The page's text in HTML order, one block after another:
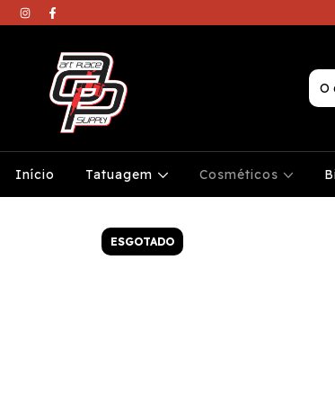
Início Tatuagem Cosméticos
ESGOTADO